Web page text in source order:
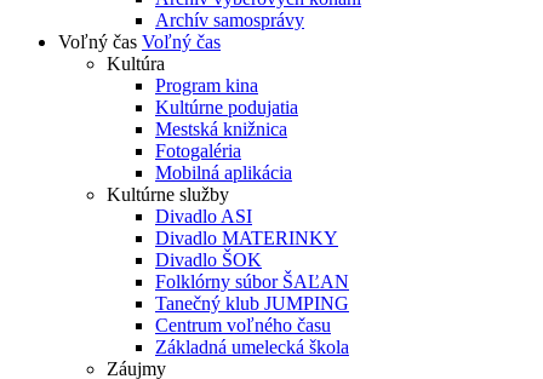
Archív samosprávy
Voľný čas Voľný čas
Kultúra
Program kina
Kultúrne podujatia
Mestská knižnica
Fotogaléria
Mobilná aplikácia
Kultúrne služby
Divadlo ASI
Divadlo MATERINKY
Divadlo ŠOK
Folklórny súbor ŠAĽAN
Tanečný klub JUMPING
Centrum voľného času
Základná umelecká škola
Záujmy